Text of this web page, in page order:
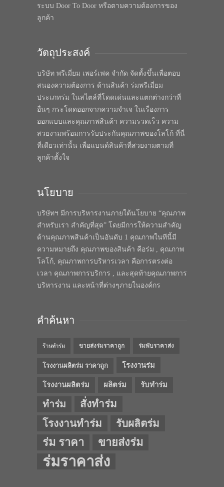
ระบบ Door To Door หรือตามความต้องการของ
ลูกค้า
วัตถุประสงค์
บริษัท พรีเมี่ยม เพอร์เฟค จำกัด จัดตั้งขึ้นเพื่อตอบ
สนองความต้องการ ด้านสินค้า ร่มพรีเมี่ยม
ประเภทร่ม ในสไตล์ที่โดดเด่นและแตกต่างกว่าที่
อื่นๆ กระโดดออกจากความจำเจ ในเรื่องการ
ออกแบบและคุณภาพสินค้า ความรวดเร็ว ความ
สวยงามพร้อมการรับประกันคุณภาพของโลโก้ ที่นี่
ที่เดียวเท่านั้น เพื่อแบนด์สินค้าที่สวยงามตามที่
ลูกค้าตั้งใจ
นโยบาย
บริษัทฯ มีการบริหารงานภายใต้นโยบาย “คุณภาพ
สำหรับเรา สำคัญที่สุด” โดยมีการให้ความสำคัญ
ด้านคุณภาพสินค้าเป็นอันดับ 1 คุณภาพในทีนี้มี
ความหมายถึง คุณภาพของสินค้า คือร่ม , คุณภาพ
โลโก้, คุณภาพการบริหารเวลา คือการตรงต่อ
เวลา คุณภาพการบริการ , และสุดท้ายคุณภาพการ
บริหารงาน และหน้าที่ต่างๆภายในองค์กร
คำค้นหา
ร้านทำร่ม ขายส่งร่มราคาถูก ร่มพับราคาส่ง
โรงงานผลิตร่ม ราคาถูก โรงงานร่ม
โรงงานผลิตร่ม ผลิตร่ม รับทำร่ม
ทำร่ม
สั่งทำร่ม
โรงงานทำร่ม
รับผลิตร่ม
ร่ม ราคา ขายส่งร่ม
ร่มราคาส่ง